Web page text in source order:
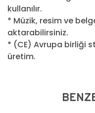
kullanılır.
* Müzik, resim ve
aktarabilirsiniz.
* (CE) Avrupa birliği
üretim.